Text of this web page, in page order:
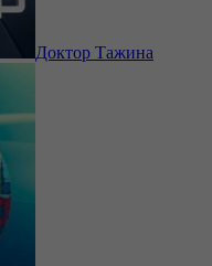
Доктор Тажина